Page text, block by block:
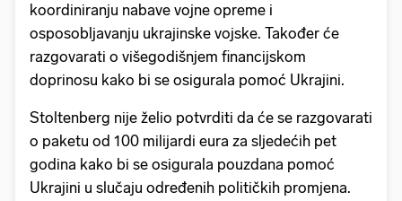
koordiniranju nabave vojne opreme i
osposobljavanju ukrajinske vojske. Također će
razgovarati o višegodišnjem financijskom
doprinosu kako bi se osigurala pomoć Ukrajini.
Stoltenberg nije želio potvrditi da će se razgovarati
o paketu od 100 milijardi eura za sljedećih pet
godina kako bi se osigurala pouzdana pomoć
Ukrajini u slučaju određenih političkih promjena.